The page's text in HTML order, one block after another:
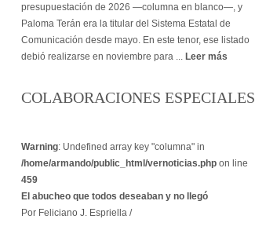
presupuestación de 2026 —columna en blanco—, y
Paloma Terán era la titular del Sistema Estatal de
Comunicación desde mayo. En este tenor, ese listado
debió realizarse en noviembre para ... Leer más
COLABORACIONES ESPECIALES
Warning: Undefined array key "columna" in
/home/armando/public_html/vernoticias.php on line
459
El abucheo que todos deseaban y no llegó
Por Feliciano J. Espriella /